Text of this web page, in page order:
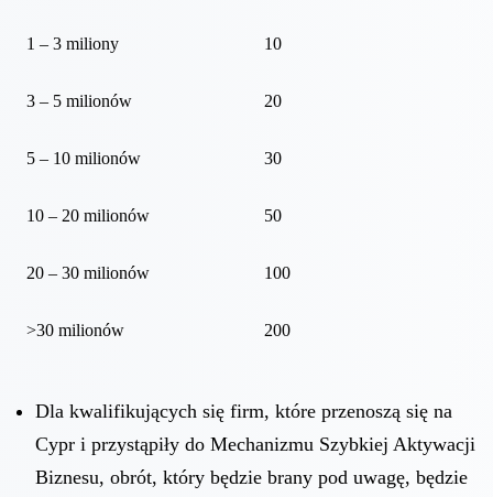
1 – 3 miliony 10
3 – 5 milionów 20
5 – 10 milionów 30
10 – 20 milionów 50
20 – 30 milionów 100
>30 milionów 200
Dla kwalifikujących się firm, które przenoszą się na
Cypr i przystąpiły do Mechanizmu Szybkiej Aktywacji
Biznesu, obrót, który będzie brany pod uwagę, będzie